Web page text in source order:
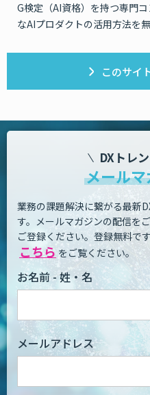
G検定（AI資格）を持つ専門
なAIプロダクトの活用方法を
このサイ
DXトレ
メール
業務の課題解決に繋がる最新
す。 メールマガジンの配信を
ご登録ください。登録無料です
こちら をご覧ください。
お名前 - 姓・名
メールアドレス